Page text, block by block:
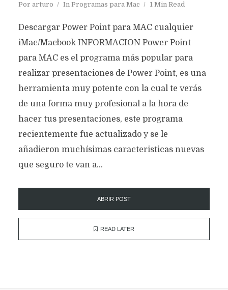
Por arturo In Programas para Mac 1 Min Read
Descargar Power Point para MAC cualquier
iMac/Macbook INFORMACION Power Point
para MAC es el programa más popular para
realizar presentaciones de Power Point, es una
herramienta muy potente con la cual te verás
de una forma muy profesional a la hora de
hacer tus presentaciones, este programa
recientemente fue actualizado y se le
añadieron muchísimas caracteristicas nuevas
que seguro te van a...
ABRIR POST
READ LATER